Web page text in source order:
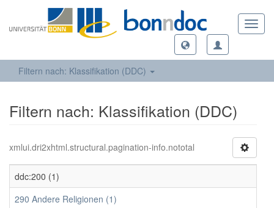
Filtern nach: Klassifikation (DDC)
Filtern nach: Klassifikation (DDC)
xmlui.dri2xhtml.structural.pagination-info.nototal
ddc:200 (1)
290 Andere Religionen (1)